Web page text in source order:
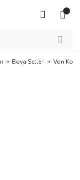
Boya Setleri Von